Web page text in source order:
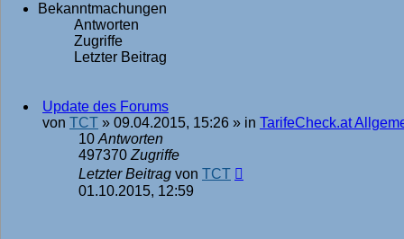
Bekanntmachungen
Antworten
Zugriffe
Letzter Beitrag
Update des Forums
von TCT » 09.04.2015, 15:26 » in TarifeCheck.at
10Antworten
497370Zugriffe
Letzter Beitrag von TCT
01.10.2015, 12:59